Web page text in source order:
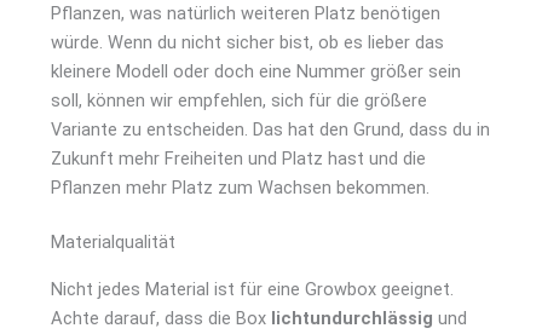
Pflanzen, was natürlich weiteren Platz benötigen
würde. Wenn du nicht sicher bist, ob es lieber das
kleinere Modell oder doch eine Nummer größer sein
soll, können wir empfehlen, sich für die größere
Variante zu entscheiden. Das hat den Grund, dass du in
Zukunft mehr Freiheiten und Platz hast und die
Pflanzen mehr Platz zum Wachsen bekommen.
Materialqualität
Nicht jedes Material ist für eine Growbox geeignet.
Achte darauf, dass die Box lichtundurchlässig und